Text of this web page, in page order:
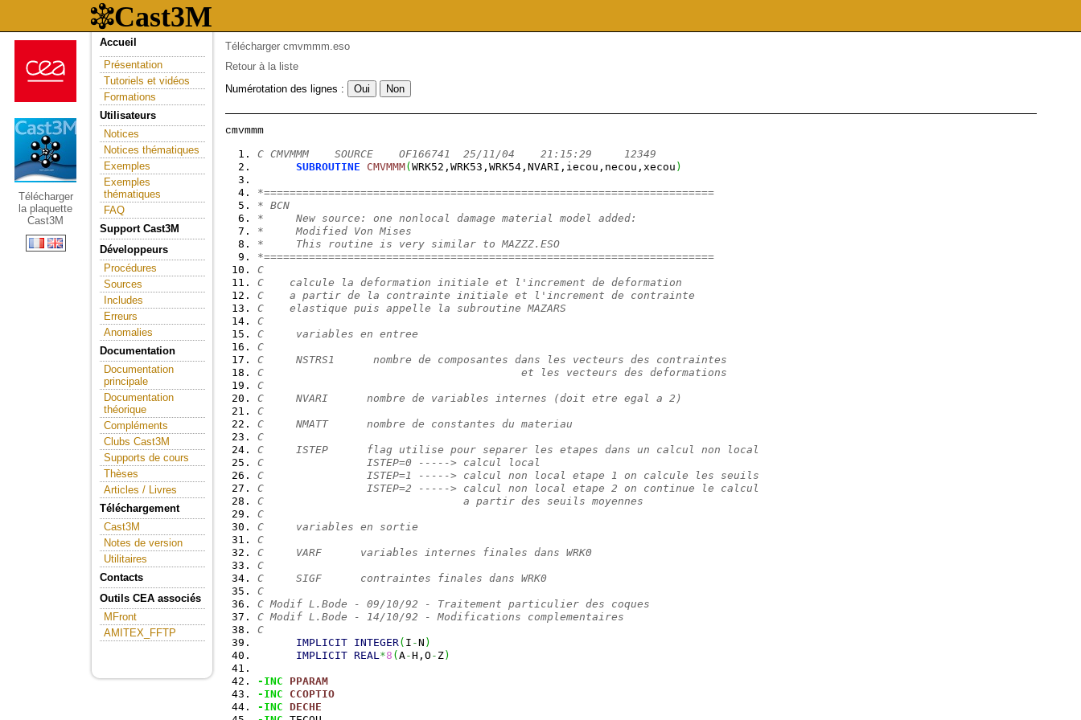
Télécharger
la plaquette
Cast3M
Accueil
Présentation
Tutoriels et vidéos
Formations
Utilisateurs
Notices
Notices thématiques
Exemples
Exemples
thématiques
FAQ
Support Cast3M
Développeurs
Procédures
Sources
Includes
Erreurs
Anomalies
Documentation
Documentation
principale
Documentation
théorique
Compléments
Clubs Cast3M
Supports de cours
Thèses
Articles / Livres
Téléchargement
Cast3M
Notes de version
Utilitaires
Contacts
Outils CEA associés
MFront
AMITEX_FFTP
Télécharger cmvmmm.eso
Retour à la liste
Numérotation des lignes :
C CMVMMM    SOURCE    OF166741  25/11/04    21:15:29     12349
SUBROUTINE
CMVMMM(WRK52,WRK53,WRK54,NVARI,iecou,necou,xecou )
*======================================================================
* BCN
*     New source: one nonlocal damage material model added:
*     Modified Von Mises
*     This routine is very similar to MAZZZ.ESO
*======================================================================
C
C    calcule la deformation initiale et l'increment de deformation
C    a partir de la contrainte initiale et l'increment de contrainte
C    elastique puis appelle la subroutine MAZARS
C
C     variables en entree
C
C     NSTRS1      nombre de composantes dans les vecteurs des contraintes
C                                        et les vecteurs des deformations
C
C     NVARI      nombre de variables internes (doit etre egal a 2)
C
C     NMATT      nombre de constantes du materiau
C
C     ISTEP      flag utilise pour separer les etapes dans un calcul non local
C                ISTEP=0 -----> calcul local
C                ISTEP=1 -----> calcul non local etape 1 on calcule les seuils
C                ISTEP=2 -----> calcul non local etape 2 on continue le calcul
C                               a partir des seuils moyennes
C
C     variables en sortie
C
C     VARF      variables internes finales dans WRK0
C
C     SIGF      contraintes finales dans WRK0
C
C Modif L.Bode - 09/10/92 - Traitement particulier des coques
C Modif L.Bode - 14/10/92 - Modifications complementaires
C
IMPLICIT INTEGER( I -N )
IMPLICIT REAL *8 (A-H,O - Z)
-INC
PPARAM
-INC
CCOPTIO
-INC DECHE